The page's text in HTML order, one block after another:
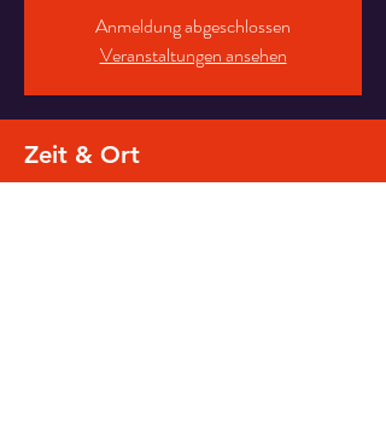
Anmeldung abgeschlossen
Veranstaltungen ansehen
Zeit & Ort